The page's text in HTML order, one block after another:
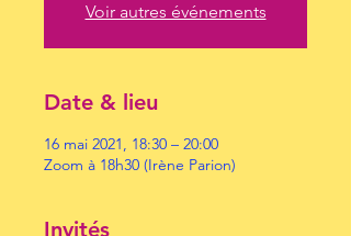
Voir autres événements
Date & lieu
16 mai 2021, 18:30 – 20:00
Zoom à 18h30 (Irène Parion)
Invités